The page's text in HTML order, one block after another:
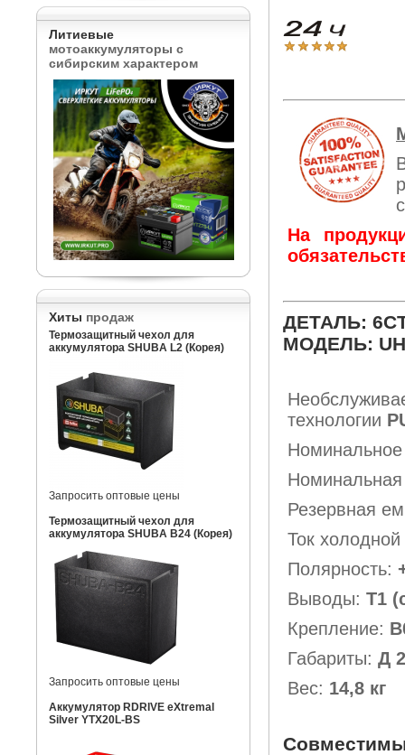
Литиевые
мотоаккумуляторы с
сибирским характером
Хиты продаж
Термозащитный чехол для
аккумулятора SHUBA L2 (Корея)
Запросить оптовые цены
Термозащитный чехол для
аккумулятора SHUBA B24 (Корея)
Запросить оптовые цены
Аккумулятор RDRIVE eXtremal
Silver YTX20L-BS
На
ДЕТАЛЬ:
МОДЕЛЬ:
технологии
Резервная
Ток
Полярность:
Выводы: Т1
Крепление:
Габариты: Д
Вес: 14,8 кг